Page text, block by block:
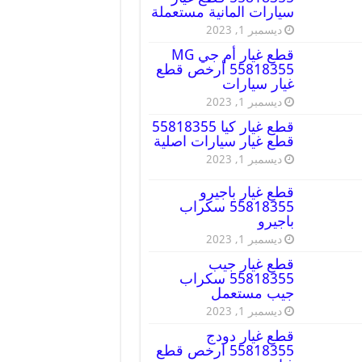
سيارات المانية مستعملة
ديسمبر 1, 2023
قطع غيار أم جي MG
55818355 أرخص قطع
غيار سيارات
ديسمبر 1, 2023
قطع غيار كيا 55818355
قطع غيار سيارات اصلية
ديسمبر 1, 2023
قطع غيار باجيرو
55818355 سكراب
باجيرو
ديسمبر 1, 2023
قطع غيار جيب
55818355 سكراب
جيب مستعمل
ديسمبر 1, 2023
قطع غيار دودج
55818355 ارخص قطع